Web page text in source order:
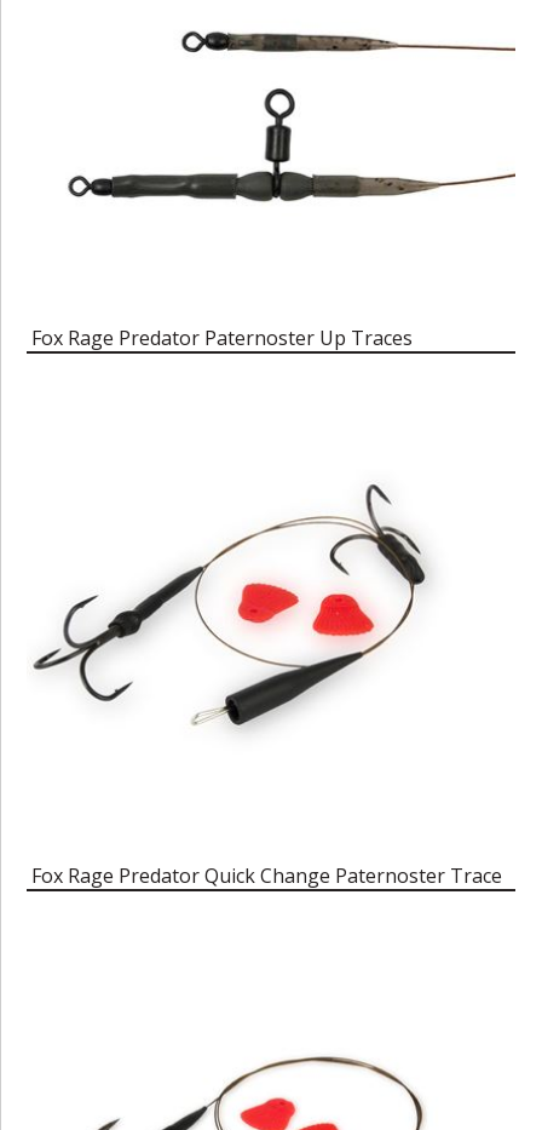
Fox Rage Predator Paternoster Up Traces
Fox Rage Predator Quick Change Paternoster Trace